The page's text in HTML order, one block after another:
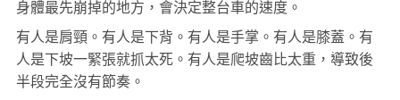
身體最先崩掉的地方，會決定整台車的速度。
有人是肩頸。有人是下背。有人是手掌。有人是膝蓋。有
人是下坡一緊張就抓太死。有人是爬坡齒比太重，導致後
半段完全沒有節奏。